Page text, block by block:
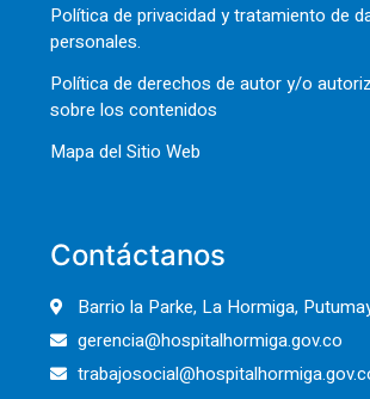
Política de privacidad y tratamiento de
personales.
Política de derechos de autor y/o
sobre los contenidos
Mapa del Sitio Web
Contáctanos
Barrio la Parke, La Hormiga,
gerencia@hospitalhormiga.gov.co